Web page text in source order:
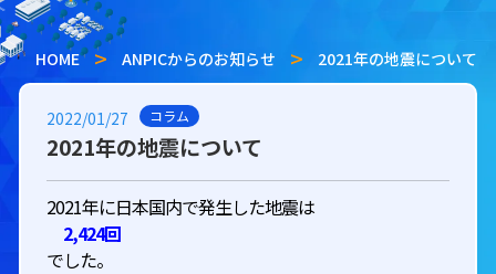
HOME ANPICからのお知らせ 2021年の地震について
2022/01/27 コラム
2021年の地震について
2021年に日本国内で発生した地震は
2,424回
でした。